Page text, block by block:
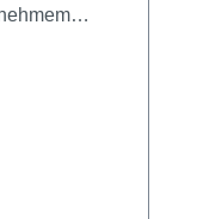
und